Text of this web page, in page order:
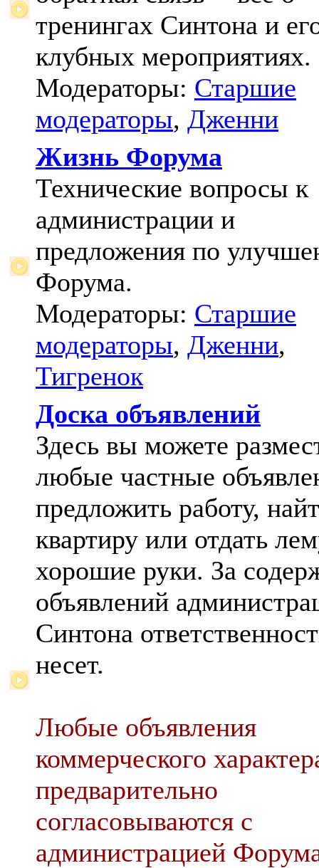
тренингах Синтона и
клубных мероприятиях.
Модераторы: Старшие
модераторы, Дженни
Жизнь Форума
Технические вопросы к
администрации и
предложения по
Форума.
Модераторы: Старшие
модераторы, Дженни,
Тигренок
Доска объявлений
Здесь вы можете
любые частные
предложить работу,
квартиру или отдать
хорошие руки. За
объявлений
Синтона
несет.
Любые объявления
коммерческого
предварительно
согласовываются с
администрацией